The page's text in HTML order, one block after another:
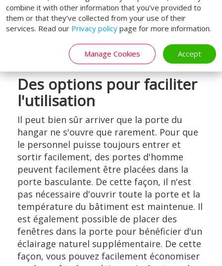
combine it with other information that you’ve provided to
them or that they’ve collected from your use of their
services. Read our Privacy policy page for more information.
Manage Cookies Accept
durable. Par exemple, la porte a une valeur
d'isolation élevée. En outre, la porte du
hangar à avions comporte peu de pièces
(mobiles), ce qui fait qu'elle nécessite peu
Des options pour faciliter
l'utilisation
Il peut bien sûr arriver que la porte du
hangar ne s'ouvre que rarement. Pour que
le personnel puisse toujours entrer et
sortir facilement, des portes d'homme
peuvent facilement être placées dans la
porte basculante. De cette façon, il n'est
pas nécessaire d'ouvrir toute la porte et la
température du bâtiment est maintenue. Il
est également possible de placer des
fenêtres dans la porte pour bénéficier d'un
éclairage naturel supplémentaire. De cette
façon, vous pouvez facilement économiser